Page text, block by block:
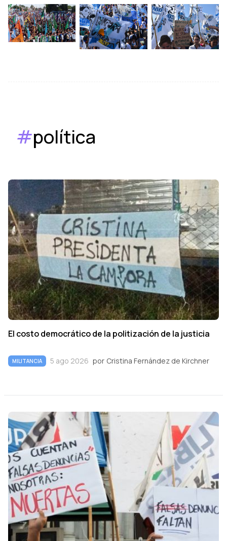
#política
El costo democrático de la politización de la justicia
MILITANCIA 5 ago 2026 por Cristina Fernández de Kirchner